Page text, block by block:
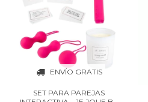
ENVÍO GRATIS
SET PARA PAREJAS